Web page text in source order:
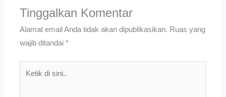
Tinggalkan Komentar
Alamat email Anda tidak akan dipublikasikan. Ruas yang
wajib ditandai*